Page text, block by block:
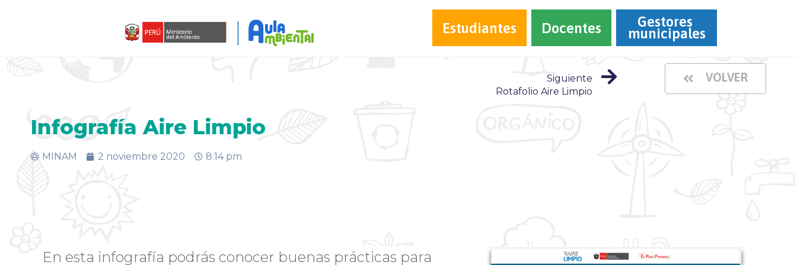
Estudiantes Docentes Gestores
municipales
Siguiente
Rotafolio Aire Limpio
VOLVER
Infografía Aire Limpio
MINAM 2 noviembre 2020 8:14 pm
En esta infografía podrás conocer buenas prácticas para